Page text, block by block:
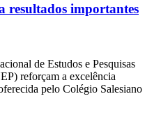
resultados importantes
de Estudos e Pesquisas
reforçam a excelência
pelo Colégio Salesiano